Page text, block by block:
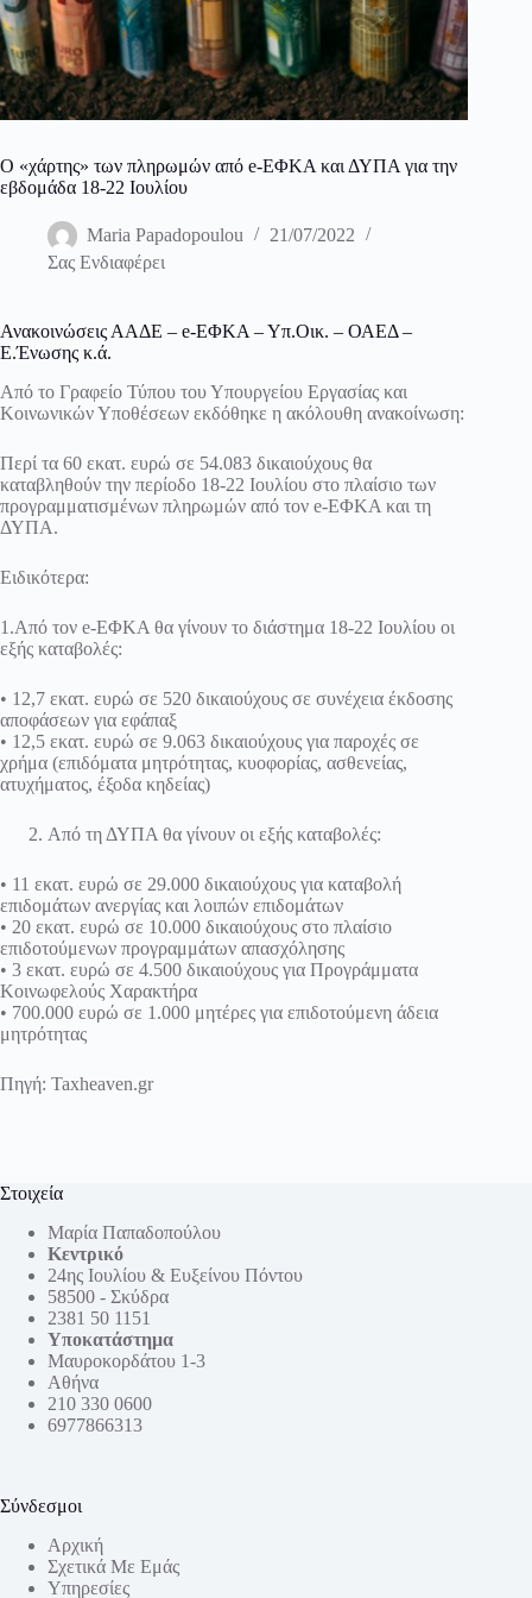
Ο «χάρτης» των πληρωμών από e-ΕΦΚΑ και ΔΥΠΑ για την
εβδομάδα 18-22 Ιουλίου
Maria Papadopoulou
21/07/2022
Σας Ενδιαφέρει
Ανακοινώσεις ΑΑΔΕ – e-ΕΦΚΑ – Υπ.Οικ. – ΟΑΕΔ –
Ε.Ένωσης κ.ά.
Από το Γραφείο Τύπου του Υπουργείου Εργασίας και
Κοινωνικών Υποθέσεων εκδόθηκε η ακόλουθη ανακοίνωση:
Περί τα 60 εκατ. ευρώ σε 54.083 δικαιούχους θα
καταβληθούν την περίοδο 18-22 Ιουλίου στο πλαίσιο των
προγραμματισμένων πληρωμών από τον e-ΕΦΚΑ και τη
ΔΥΠΑ.
Ειδικότερα:
1.Από τον e-ΕΦΚΑ θα γίνουν το διάστημα 18-22 Ιουλίου οι
εξής καταβολές:
• 12,7 εκατ. ευρώ σε 520 δικαιούχους σε συνέχεια έκδοσης
αποφάσεων για εφάπαξ
• 12,5 εκατ. ευρώ σε 9.063 δικαιούχους για παροχές σε
χρήμα (επιδόματα μητρότητας, κυοφορίας, ασθενείας,
ατυχήματος, έξοδα κηδείας)
Από τη ΔΥΠΑ θα γίνουν οι εξής καταβολές:
• 11 εκατ. ευρώ σε 29.000 δικαιούχους για καταβολή
επιδομάτων ανεργίας και λοιπών επιδομάτων
• 20 εκατ. ευρώ σε 10.000 δικαιούχους στο πλαίσιο
επιδοτούμενων προγραμμάτων απασχόλησης
• 3 εκατ. ευρώ σε 4.500 δικαιούχους για Προγράμματα
Κοινωφελούς Χαρακτήρα
• 700.000 ευρώ σε 1.000 μητέρες για επιδοτούμενη άδεια
μητρότητας
Πηγή: Taxheaven.gr
Στοιχεία
Μαρία Παπαδοπούλου
Κεντρικό
24ης Ιουλίου & Ευξείνου Πόντου
58500 - Σκύδρα
2381 50 1151
Υποκατάστημα
Μαυροκορδάτου 1-3
Αθήνα
210 330 0600
6977866313
Σύνδεσμοι
Αρχική
Σχετικά Με Εμάς
Υπηρεσίες